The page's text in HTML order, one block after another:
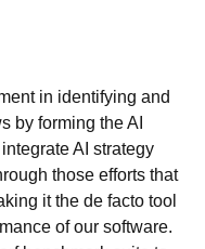
in identifying and
by forming the AI
AI strategy
those efforts that
it the de facto tool
of our software.